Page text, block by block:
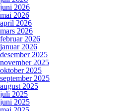
juni 2026
mai 2026
april 2026
mars 2026
februar 2026
januar 2026
desember 2025
november 2025
oktober 2025
september 2025
august 2025
juli 2025
juni 2025